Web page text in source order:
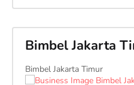
Bimbel Jakarta
Bimbel Jakarta Timur